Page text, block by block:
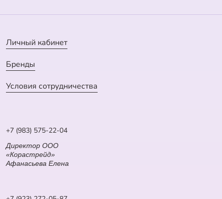
Личный кабинет
Бренды
Условия сотрудничества
+7 (983) 575-22-04
Директор ООО
«Корастрейд»
Афанасьева Елена